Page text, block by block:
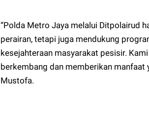
“Polda Metro Jaya melalui Ditpolairud
perairan, tetapi juga mendukung
kesejahteraan masyarakat pesisir.
berkembang dan memberikan manfaat
Mustofa.